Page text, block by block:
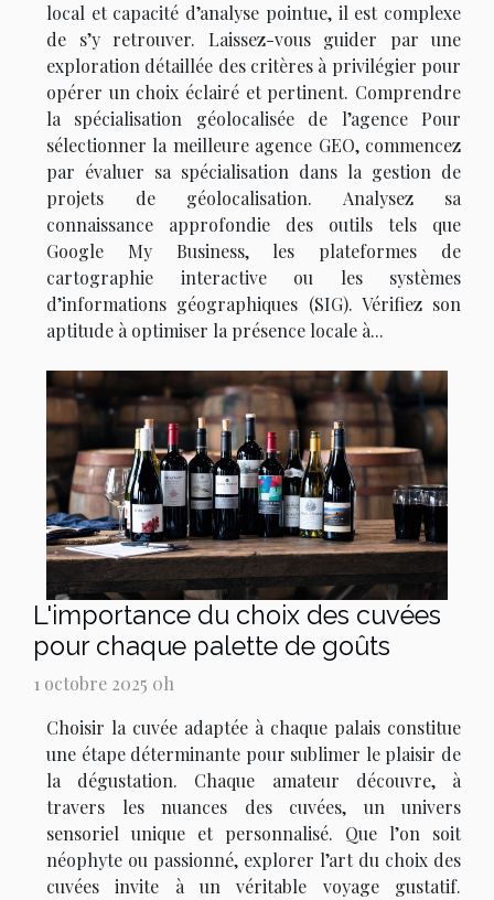
local et capacité d’analyse pointue, il est complexe
de s’y retrouver. Laissez-vous guider par une
exploration détaillée des critères à privilégier pour
opérer un choix éclairé et pertinent. Comprendre
la spécialisation géolocalisée de l’agence Pour
sélectionner la meilleure agence GEO, commencez
par évaluer sa spécialisation dans la gestion de
projets de géolocalisation. Analysez sa
connaissance approfondie des outils tels que
Google My Business, les plateformes de
cartographie interactive ou les systèmes
d’informations géographiques (SIG). Vérifiez son
aptitude à optimiser la présence locale à...
L'importance du choix des cuvées
pour chaque palette de goûts
1 octobre 2025 0h
Choisir la cuvée adaptée à chaque palais constitue
une étape déterminante pour sublimer le plaisir de
la dégustation. Chaque amateur découvre, à
travers les nuances des cuvées, un univers
sensoriel unique et personnalisé. Que l’on soit
néophyte ou passionné, explorer l’art du choix des
cuvées invite à un véritable voyage gustatif.